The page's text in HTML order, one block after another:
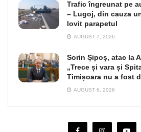
Trafic îngreunat pe
– Lugoj, din cauza
lovit parapetul
AUGUST 7, 2026
Sorin Şipoş, atac la
„Trece și vara și
Timișoara nu a fost
AUGUST 6, 2026